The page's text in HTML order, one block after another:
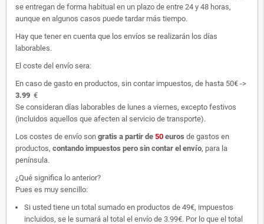
se entregan de forma habitual en un plazo de entre 24 y 48 horas,
aunque en algunos casos puede tardar más tiempo.
Hay que tener en cuenta que los envíos se realizarán los días
laborables.
El coste del envío sera:
En caso de gasto en productos, sin contar impuestos, de hasta 50€ ->
3.99 €
Se consideran días laborables de lunes a viernes, excepto festivos
(incluidos aquellos que afecten al servicio de transporte).
Los costes de envío son gratis a partir de 50 euros de gastos en
productos, contando impuestos pero sin contar el envío, para la
península.
¿Qué significa lo anterior?
Pues es muy sencillo:
Si usted tiene un total sumado en productos de 49€, impuestos
incluidos, se le sumará al total el envío de 3.99€. Por lo que el total